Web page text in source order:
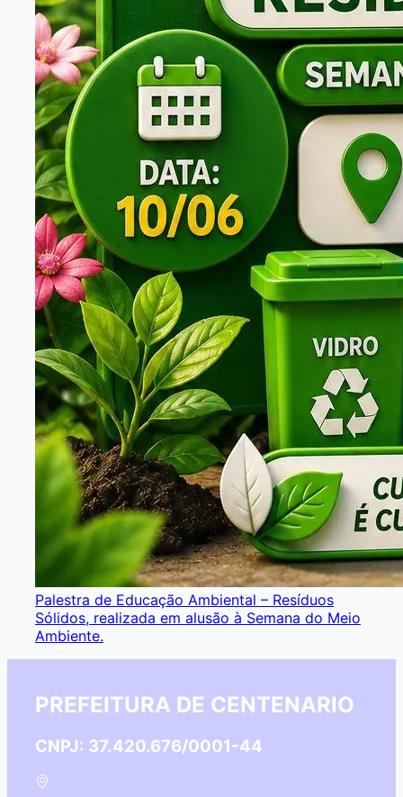
Palestra de Educação Ambiental – Resíduos
Sólidos, realizada em alusão à Semana do Meio
Ambiente.
PREFEITURA DE CENTENARIO
CNPJ: 37.420.676/0001-44